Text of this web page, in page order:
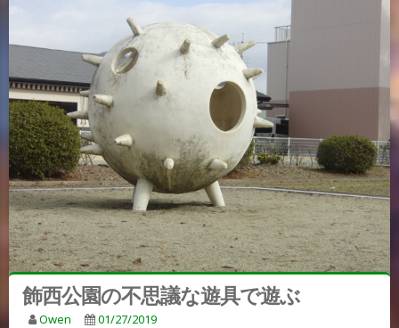
飾西公園の不思議な遊具で遊ぶ
Owen 01/27/2019